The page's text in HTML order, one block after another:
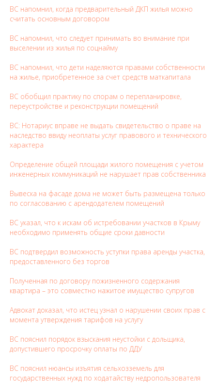
ВС напомнил, когда предварительный ДКП жилья можно
считать основным договором
ВС напомнил, что следует принимать во внимание при
выселении из жилья по соцнайму
ВС напомнил, что дети наделяются правами собственности
на жилье, приобретенное за счет средств маткапитала
ВС обобщил практику по спорам о перепланировке,
переустройстве и реконструкции помещений
ВС: Нотариус вправе не выдать свидетельство о праве на
наследство ввиду неоплаты услуг правового и технического
характера
Определение общей площади жилого помещения с учетом
инженерных коммуникаций не нарушает прав собственника
Вывеска на фасаде дома не может быть размещена только
по согласованию с арендодателем помещений
ВС указал, что к искам об истребовании участков в Крыму
необходимо применять общие сроки давности
ВС подтвердил возможность уступки права аренды участка,
предоставленного без торгов
Полученная по договору пожизненного содержания
квартира – это совместно нажитое имущество супругов
Адвокат доказал, что истец узнал о нарушении своих прав с
момента утверждения тарифов на услугу
ВС пояснил порядок взыскания неустойки с дольщика,
допустившего просрочку оплаты по ДДУ
ВС пояснил нюансы изъятия сельхозземель для
государственных нужд по ходатайству недропользователя